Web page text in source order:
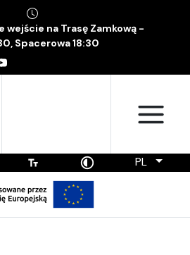
na Trasę Zamkową -
Spacerowa 18:30
PL